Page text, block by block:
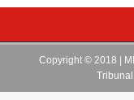
Copyright © 2018 |